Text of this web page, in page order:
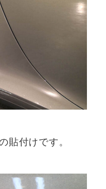
貼付けです。